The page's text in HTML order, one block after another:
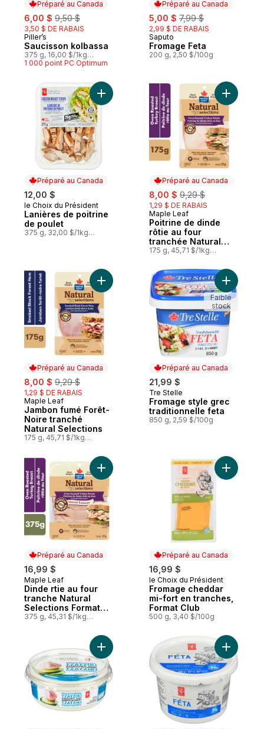
Préparé au Canada
sale:
6,00 $ , formerly:
9,50 $
3,50 $ DE RABAIS
Préparé au Canada
Piller’s
Saucisson kolbassa
375 g, 16,00 $/1kg
1,60 $/100g
1 000 point PC Optimum
Préparé au Canada
sale:
5,00 $ , formerly:
7,99 $
2,99 $ DE RABAIS
Préparé au Canada
Saputo
Fromage Feta
200 g, 2,50 $/100g
Préparé au Canada
12,00 $
Préparé au Canada
le Choix du Président
Lanières de poitrine
de poulet
375 g, 32,00 $/1kg
Ajouter Lanières de poitrine de poulet au
Préparé au Canada
sale:
8,00 $ , formerly:
9,29 $
1,29 $ DE RABAIS
Préparé au Canada
Maple Leaf
Poitrine de dinde
rôtie au four
tranchée Natural
Selections
175 g, 45,71 $/1kg
Ajouter
Préparé au Canada
sale:
8,00 $ , formerly:
9,29 $
1,29 $ DE RABAIS
Préparé au Canada
Maple Leaf
Jambon fumé Forêt-
Noire tranché
Natural Selections
175 g, 45,71 $/1kg
Ajouter Jambon fumé Forêt-Noire
Préparé au Canada
21,99 $
Préparé au Canada
Tre Stelle
Fromage style grec
traditionnelle feta
850 g, 2,59 $/100g
Ajouter
Faible
stock
Préparé au Canada
16,99 $
Préparé au Canada
Maple Leaf
Dinde rtie au four
tranche Natural
Selections Format
familial
375 g, 45,31 $/1kg
Ajouter Dinde rtie au four tranche Natural
Préparé au Canada
16,99 $
Préparé au Canada
le Choix du Président
Fromage cheddar
mi-fort en tranches,
Format Club
500 g, 3,40 $/100g
Ajouter
Ajouter Trempette au yogourt tzatziki au
Ajouter